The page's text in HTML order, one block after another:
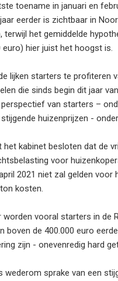
toename in januari en
eerder is zichtbaar in
terwijl het gemiddelde
euro) hier juist het hoogst is.
lijken starters te profiteren
die sinds begin dit jaar
van starters –
huizenprijzen -
het kabinet besloten dat de
voor
2021 niet zal gelden voor
kosten.
worden vooral starters in de
boven de 400.000 euro
zijn - onevenredig hard
wederom sprake van een